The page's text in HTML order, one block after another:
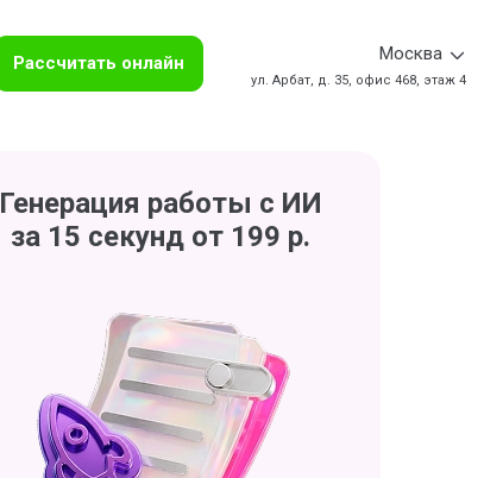
Рассчитать онлайн Москва
ул. Арбат, д. 35, офис 468, этаж 4
Генерация работы с ИИ
за 15 секунд от 199 р.